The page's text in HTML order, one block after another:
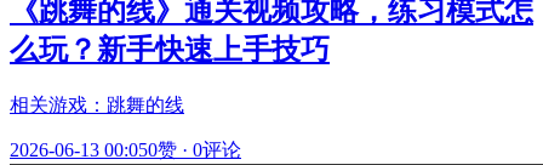
《跳舞的线》通关视频攻略，练习模式怎
么玩？新手快速上手技巧
相关游戏：跳舞的线
2026-06-13 00:050赞 · 0评论